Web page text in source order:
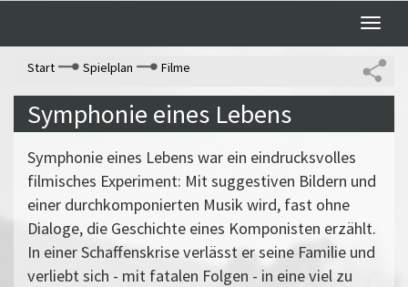
Toggle
Start
Spielplan Filme
Symphonie eines Lebens
Symphonie eines Lebens war ein eindrucksvolles
filmisches Experiment: Mit suggestiven Bildern und
einer durchkomponierten Musik wird, fast ohne
Dialoge, die Geschichte eines Komponisten erzählt.
In einer Schaffenskrise verlässt er seine Familie und
verliebt sich - mit fatalen Folgen - in eine viel zu